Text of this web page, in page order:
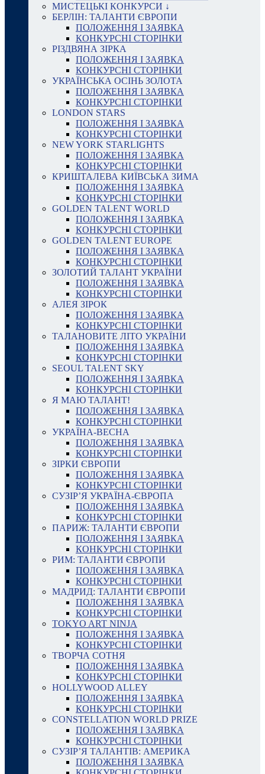
МИСТЕЦЬКІ КОНКУРСИ ↓
БЕРЛІН: ТАЛАНТИ ЄВРОПИ
ПОЛОЖЕННЯ І ЗАЯВКА
КОНКУРСНІ СТОРІНКИ
РІЗДВЯНА ЗІРКА
ПОЛОЖЕННЯ І ЗАЯВКА
КОНКУРСНІ СТОРІНКИ
УКРАЇНСЬКА ОСІНЬ ЗОЛОТА
ПОЛОЖЕННЯ І ЗАЯВКА
КОНКУРСНІ СТОРІНКИ
LONDON STARS
ПОЛОЖЕННЯ І ЗАЯВКА
КОНКУРСНІ СТОРІНКИ
NEW YORK STARLIGHTS
ПОЛОЖЕННЯ І ЗАЯВКА
КОНКУРСНІ СТОРІНКИ
КРИШТАЛЕВА КИЇВСЬКА ЗИМА
ПОЛОЖЕННЯ І ЗАЯВКА
КОНКУРСНІ СТОРІНКИ
GOLDEN TALENT WORLD
ПОЛОЖЕННЯ І ЗАЯВКА
КОНКУРСНІ СТОРІНКИ
GOLDEN TALENT EUROPE
ПОЛОЖЕННЯ І ЗАЯВКА
КОНКУРСНІ СТОРІНКИ
ЗОЛОТИЙ ТАЛАНТ УКРАЇНИ
ПОЛОЖЕННЯ І ЗАЯВКА
КОНКУРСНІ СТОРІНКИ
АЛЕЯ ЗІРОК
ПОЛОЖЕННЯ І ЗАЯВКА
КОНКУРСНІ СТОРІНКИ
ТАЛАНОВИТЕ ЛІТО УКРАЇНИ
ПОЛОЖЕННЯ І ЗАЯВКА
КОНКУРСНІ СТОРІНКИ
SEOUL TALENT SKY
ПОЛОЖЕННЯ І ЗАЯВКА
КОНКУРСНІ СТОРІНКИ
Я МАЮ ТАЛАНТ!
ПОЛОЖЕННЯ І ЗАЯВКА
КОНКУРСНІ СТОРІНКИ
УКРАЇНА-ВЕСНА
ПОЛОЖЕННЯ І ЗАЯВКА
КОНКУРСНІ СТОРІНКИ
ЗІРКИ ЄВРОПИ
ПОЛОЖЕННЯ І ЗАЯВКА
КОНКУРСНІ СТОРІНКИ
СУЗІР’Я УКРАЇНА-ЄВРОПА
ПОЛОЖЕННЯ І ЗАЯВКА
КОНКУРСНІ СТОРІНКИ
ПАРИЖ: ТАЛАНТИ ЄВРОПИ
ПОЛОЖЕННЯ І ЗАЯВКА
КОНКУРСНІ СТОРІНКИ
РИМ: ТАЛАНТИ ЄВРОПИ
ПОЛОЖЕННЯ І ЗАЯВКА
КОНКУРСНІ СТОРІНКИ
МАДРИД: ТАЛАНТИ ЄВРОПИ
ПОЛОЖЕННЯ І ЗАЯВКА
КОНКУРСНІ СТОРІНКИ
TOKYO ART NINJA
ПОЛОЖЕННЯ І ЗАЯВКА
КОНКУРСНІ СТОРІНКИ
ТВОРЧА СОТНЯ
ПОЛОЖЕННЯ І ЗАЯВКА
КОНКУРСНІ СТОРІНКИ
HOLLYWOOD ALLEY
ПОЛОЖЕННЯ І ЗАЯВКА
КОНКУРСНІ СТОРІНКИ
CONSTELLATION WORLD PRIZE
ПОЛОЖЕННЯ І ЗАЯВКА
КОНКУРСНІ СТОРІНКИ
СУЗІР’Я ТАЛАНТІВ: АМЕРИКА
ПОЛОЖЕННЯ І ЗАЯВКА